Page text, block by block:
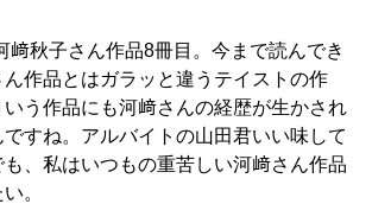
﨑秋子さん作品8冊目。今まで読んでき
ん作品とはガラッと違うテイストの作
いう作品にも河﨑さんの経歴が生かされ
すね。アルバイトの山田君いい味して
も、私はいつもの重苦しい河﨑さん作品
。